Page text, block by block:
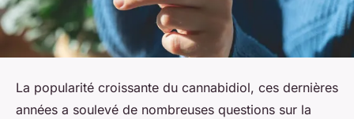
La popularité croissante du cannabidiol, ces dernières
années a soulevé de nombreuses questions sur la